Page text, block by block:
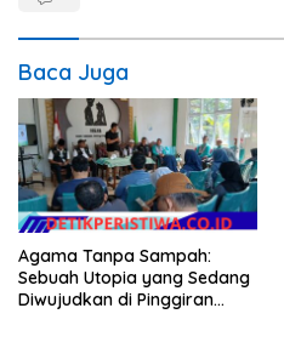
Baca Juga
Agama Tanpa Sampah:
Sebuah Utopia yang Sedang
Diwujudkan di Pinggiran